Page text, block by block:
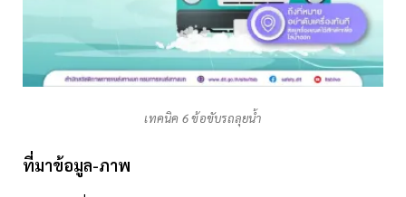
เทคนิค 6 ข้อขับรถลุยน้ำ
ที่มาข้อมูล-ภาพ